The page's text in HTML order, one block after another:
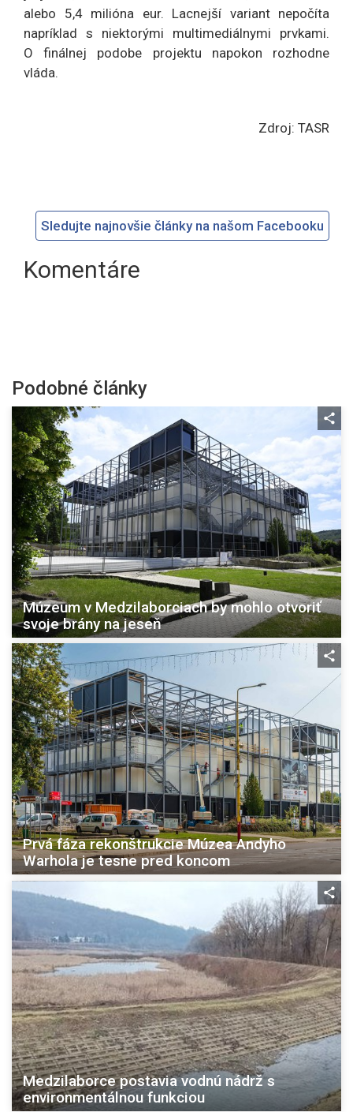
alebo 5,4 milióna eur. Lacnejší variant nepočíta
napríklad s niektorými multimediálnymi prvkami.
O finálnej podobe projektu napokon rozhodne
vláda.
Zdroj: TASR
Sledujte najnovšie články na našom Facebooku
Komentáre
Podobné články
Múzeum v Medzilaborciach by mohlo otvoriť
svoje brány na jeseň
Prvá fáza rekonštrukcie Múzea Andyho
Warhola je tesne pred koncom
Medzilaborce postavia vodnú nádrž s
environmentálnou funkciou